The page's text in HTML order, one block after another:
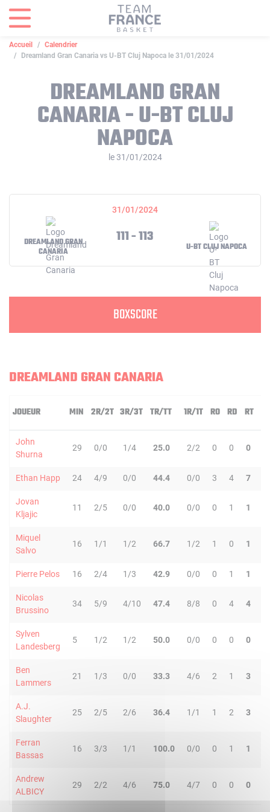
Accueil
Calendrier
Dreamland Gran Canaria vs U-BT Cluj Napoca le 31/01/2024
DREAMLAND GRAN
CANARIA - U-BT CLUJ
NAPOCA
le 31/01/2024
31/01/2024
DREAMLAND GRAN
CANARIA
111 - 113
U-BT CLUJ NAPOCA
BOXSCORE
DREAMLAND GRAN CANARIA
JOUEUR MIN 2R/2T 3R/3T TR/TT 1R/1T RO RD RT
John
Shurna
29 0/0 1/4 25.0 2/2 0 0 0
Ethan Happ 24 4/9 0/0 44.4 0/0 3 4 7
Jovan
Kljajic
11 2/5 0/0 40.0 0/0 0 1 1
Miquel
Salvo
16 1/1 1/2 66.7 1/2 1 0 1
Pierre Pelos 16 2/4 1/3 42.9 0/0 0 1 1
Nicolas
Brussino
34 5/9 4/10 47.4 8/8 0 4 4
Sylven
Landesberg
5 1/2 1/2 50.0 0/0 0 0 0
Ben
Lammers
21 1/3 0/0 33.3 4/6 2 1 3
A.J.
Slaughter
25 2/5 2/6 36.4 1/1 1 2 3
Ferran
Bassas
16 3/3 1/1 100.0 0/0 0 1 1
Andrew
ALBICY
29 2/2 4/6 75.0 4/7 0 0 0
Panneau de gestion des cookies